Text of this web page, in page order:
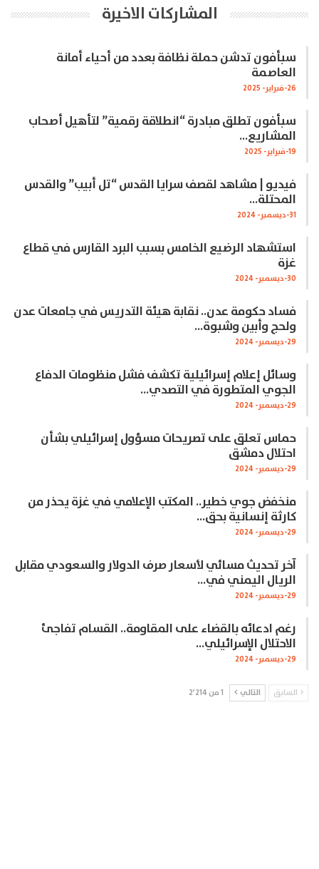
المشاركات الاخيرة
سبأفون تدشن حملة نظافة بعدد من أحياء أمانة
العاصمة
26-فبراير- 2025
سبأفون تطلق مبادرة “انطلاقة رقمية” لتأهيل أصحاب
المشاريع…
19-فبراير- 2025
فيديو | مشاهد لقصف سرايا القدس “تل أبيب” والقدس
المحتلة…
31-ديسمبر- 2024
استشهاد الرضيع الخامس بسبب البرد القارس في قطاع
غزة
30-ديسمبر- 2024
فساد حكومة عدن.. نقابة هيئة التدريس في جامعات عدن
ولحج وأبين وشبوة…
29-ديسمبر- 2024
وسائل إعلام إسرائيلية تكشف فشل منظومات الدفاع
الجوي المتطورة في التصدي…
29-ديسمبر- 2024
حماس تعلق على تصريحات مسؤول إسرائيلي بشأن
احتلال دمشق
29-ديسمبر- 2024
منخفض جوي خطير.. المكتب الإعلامي في غزة يحذر من
كارثة إنسانية بحق…
29-ديسمبر- 2024
آخر تحديث مسائي لأسعار صرف الدولار والسعودي مقابل
الريال اليمني في…
29-ديسمبر- 2024
رغم ادعائه بالقضاء على المقاومة.. القسام تفاجئ
الاحتلال الإسرائيلي…
29-ديسمبر- 2024
السابق التالي 1 من 2٬214